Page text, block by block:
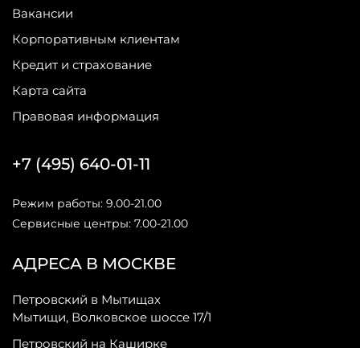
Вакансии
Корпоративным клиентам
Кредит и страхование
Карта сайта
Правовая информация
АДРЕСА В МОСКВЕ
Петровский в Мытищах
Мытищи, Волковское шоссе 17/1
Петровский на Каширке
+7 (495) 640-01-11
Режим работы: 9.00-21.00
Сервисные центры: 7.00-21.00